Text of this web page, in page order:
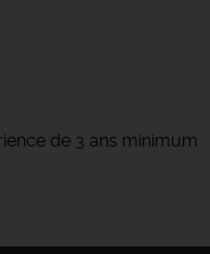
de 3 ans minimum